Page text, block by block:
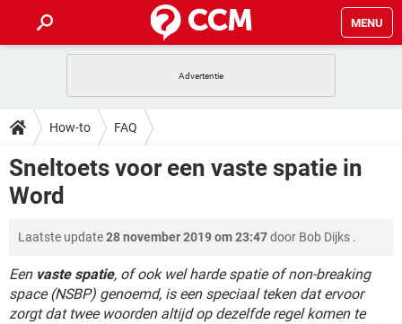
MENU
INSTAGRAM
NETFLIX CORONAVIRUS
GRATIS
HOW-TO
VIDEOBELLEN
INSTAGRAM WINDOWS 10
GRATIS SNAPCHAT
TIKTOK
DOWNLOADS
VIDEOBELLEN
SNAPCHAT
TIKTOK
FORUM
VIDEOBELLEN GAMES
INSTAGRAM WINDOWS 10
NETFLIX CORONAVIRUS
VIDEOBELLEN GAMES
INSTAGRAM WINDOWS 10
How-to FAQ
Sneltoets voor een vaste spatie in
Word
Laatste update28 november 2019 om 23:47door Bob Dijks .
Een vaste spatie, of ook wel harde spatie of non-breaking
space (NSBP) genoemd, is een speciaal teken dat ervoor
zorgt dat twee woorden altijd op dezelfde regel komen te